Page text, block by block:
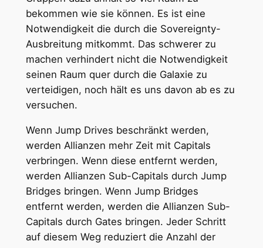
bekommen wie sie können. Es ist eine
Notwendigkeit die durch die Sovereignty-
Ausbreitung mitkommt. Das schwerer zu
machen verhindert nicht die Notwendigkeit
seinen Raum quer durch die Galaxie zu
verteidigen, noch hält es uns davon ab es zu
versuchen.
Wenn Jump Drives beschränkt werden,
werden Allianzen mehr Zeit mit Capitals
verbringen. Wenn diese entfernt werden,
werden Allianzen Sub-Capitals durch Jump
Bridges bringen. Wenn Jump Bridges
entfernt werden, werden die Allianzen Sub-
Capitals durch Gates bringen. Jeder Schritt
auf diesem Weg reduziert die Anzahl der